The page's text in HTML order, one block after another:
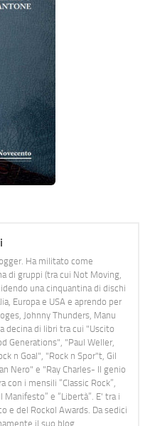
Ha militato come
di gruppi (tra cui Not Moving,
una cinquantina di dischi
Europa e USA e aprendo per
Johnny Thunders, Manu
decina di libri tra cui "Uscito
Generations", "Paul Weller,
n Goal", "Rock n Spor"t, Gil
Nero" e "Ray Charles- Il genio
con i mensili “Classic Rock”,
e “Libertà”. E' tra i
e del Rockol Awards. Da sedici
il suo blog